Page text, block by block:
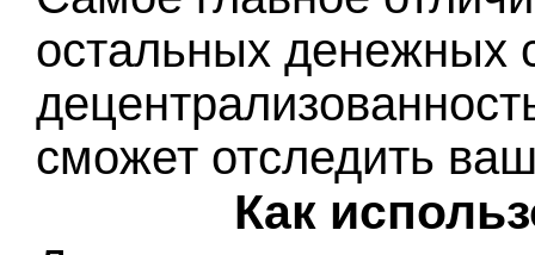
остальных денежных
сможет отследить
Как